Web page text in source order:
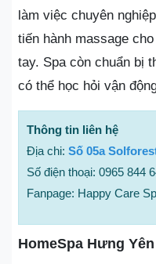
làm việc chuyên
tiến hành massage
tay. Spa còn chuẩn bị
có thể học hỏi vận
Thông tin liên hệ
Địa chi: Số 05a
Số điện thoại: 0965 844
Fanpage: Happy Care
HomeSpa Hưng Yên